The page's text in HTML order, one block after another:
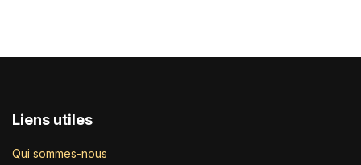
Liens utiles
Qui sommes-nous